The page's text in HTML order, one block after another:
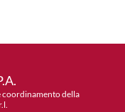
coordinamento della